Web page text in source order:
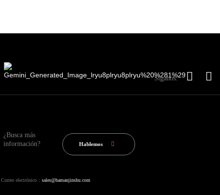
Síganos:
¿Busca más
información?
Hablemos
Correo electrónico： sales@hamanjinshu.com